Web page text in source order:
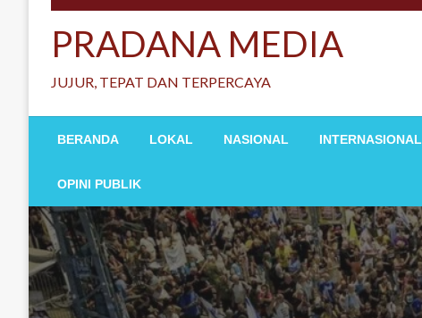
PRADANA MEDIA
JUJUR, TEPAT DAN TERPERCAYA
BERANDA LOKAL NASIONAL INTERNASIONAL
OPINI PUBLIK